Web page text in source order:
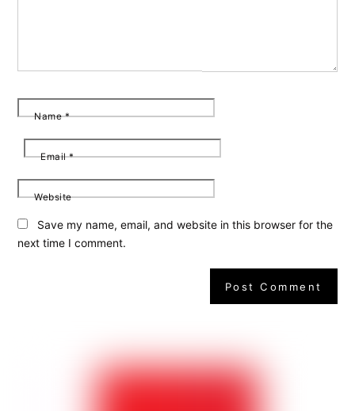
Name*
Email*
Website
Save my name, email, and website in this browser for the
next time I comment.